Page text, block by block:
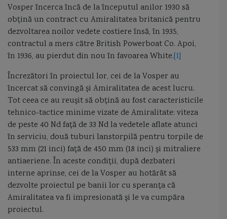
cb caproni ceaica cernica Chifonne chila cliper
Cliper Ariel Cliper Baltimore coaste coca navei
colonelul Vasile Urseanu Colreg constructia navei contratorpilor
Conventia de la Montreaux cooperarea anglo-ucrainiană
corveta Corveta Ada
corveta Gowind 2500 corveta K-130 Braunschweig corveta Karakurt
corveta Sigma 10514 corveta Tetal I corveta Tetal I 260
corveta Tetal II Corveta Vasily Bykov crevace Crimeea
Cristofor Columb Crucisator crucisatorul elisabeta
Vosper încerca încă de la începutul anilor 1930 să
obţină un contract cu Amiralitatea britanică pentru
dezvoltarea noilor vedete costiere însă, în 1935,
contractul a mers către British Powerboat Co. Apoi,
în 1936, au pierdut din nou în favoarea White.[1]
Încrezători în proiectul lor, cei de la Vosper au
încercat să convingă şi Amiralitatea de acest lucru.
Tot ceea ce au reuşit să obţină au fost caracteristicile
tehnico-tactice minime vizate de Amiralitate: viteza
de peste 40 Nd faţă de 33 Nd la vedetele aflate atunci
în serviciu, două tuburi lanstorpilă pentru torpile de
533 mm (21 inci) faţă de 450 mm (18 inci) şi mitraliere
antiaeriene. În aceste condiţii, după dezbateri
interne aprinse, cei de la Vosper au hotărât să
dezvolte proiectul pe banii lor cu speranţa că
Amiralitatea va fi impresionată şi le va cumpăra
proiectul.